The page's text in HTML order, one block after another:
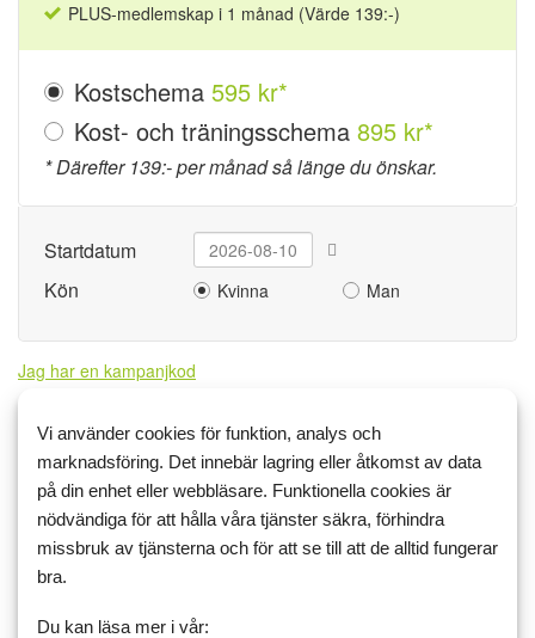
PLUS-medlemskap i 1 månad (Värde 139:-)
Kostschema 595 kr*
Kost- och träningsschema 895 kr*
* Därefter 139:- per månad så länge du önskar.
Startdatum
Kön
Kvinna Man
Jag har en kampanjkod
Betalsätt
Kort
Kontouppgifter
Är du redan medlem?
Namn
Vi använder cookies för funktion, analys och
marknadsföring. Det innebär lagring eller åtkomst av data
på din enhet eller webbläsare. Funktionella cookies är
nödvändiga för att hålla våra tjänster säkra, förhindra
missbruk av tjänsterna och för att se till att de alltid fungerar
bra.
Du kan läsa mer i vår: